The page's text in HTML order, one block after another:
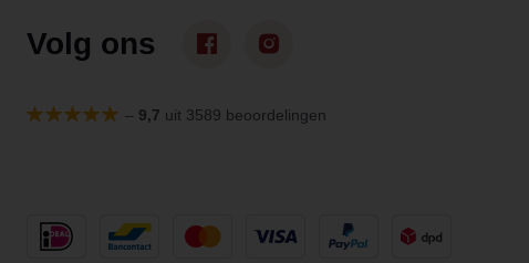
Volg ons
– 9,7 uit 3589 beoordelingen